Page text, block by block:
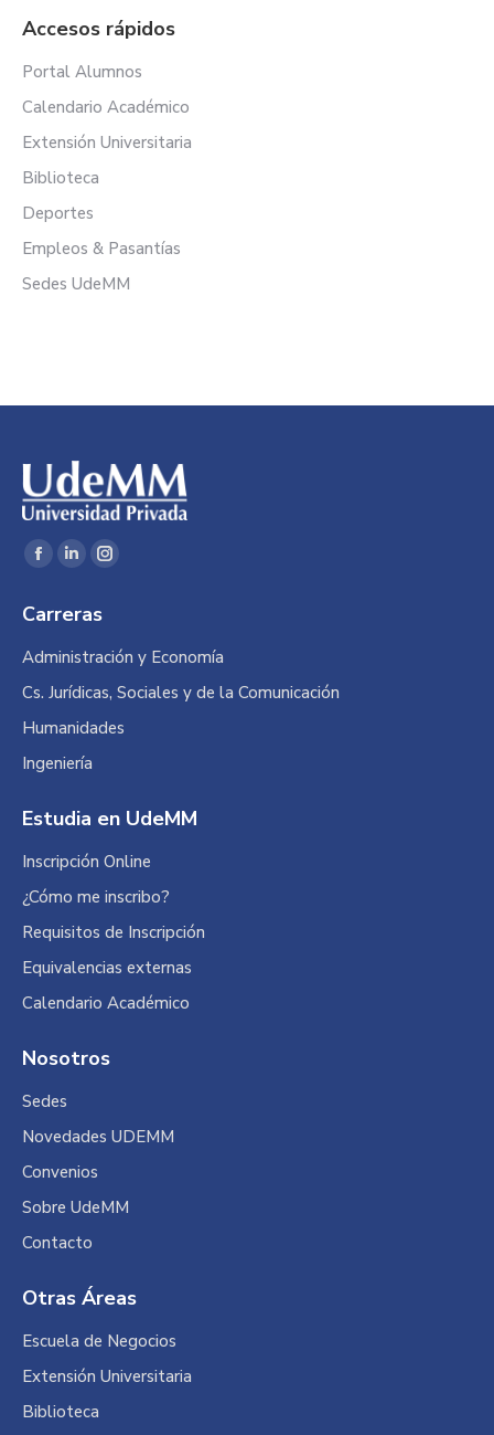
Accesos rápidos
Portal Alumnos
Calendario Académico
Extensión Universitaria
Biblioteca
Deportes
Empleos & Pasantías
Sedes UdeMM
Encuéntranos en:
Facebook
opens
in
new
Linkedin
opens
in
new
Instagram
in
new
Carreras
Administración y Economía
Cs. Jurídicas, Sociales y de la Comunicación
Humanidades
Ingeniería
Estudia en UdeMM
Inscripción Online
¿Cómo me inscribo?
Requisitos de Inscripción
Equivalencias externas
Calendario Académico
Nosotros
Sedes
Novedades UDEMM
Convenios
Sobre UdeMM
Contacto
Otras Áreas
Escuela de Negocios
Extensión Universitaria
Biblioteca